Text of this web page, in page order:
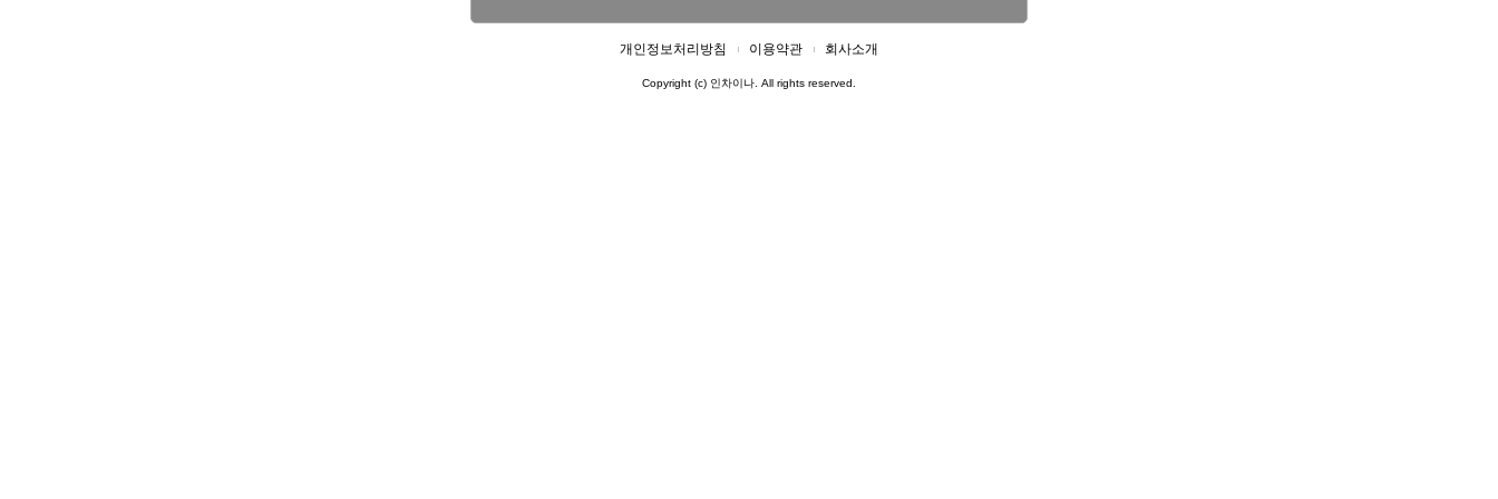
개인정보처리방침 이용약관 회사소개
Copyright (c) 인차이나. All rights reserved.